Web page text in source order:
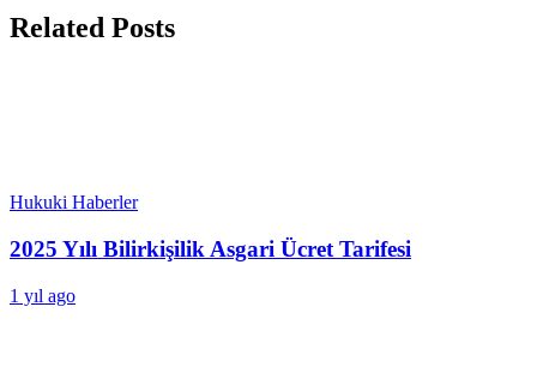
Related Posts
Hukuki Haberler
2025 Yılı Bilirkişilik Asgari Ücret Tarifesi
1 yıl ago